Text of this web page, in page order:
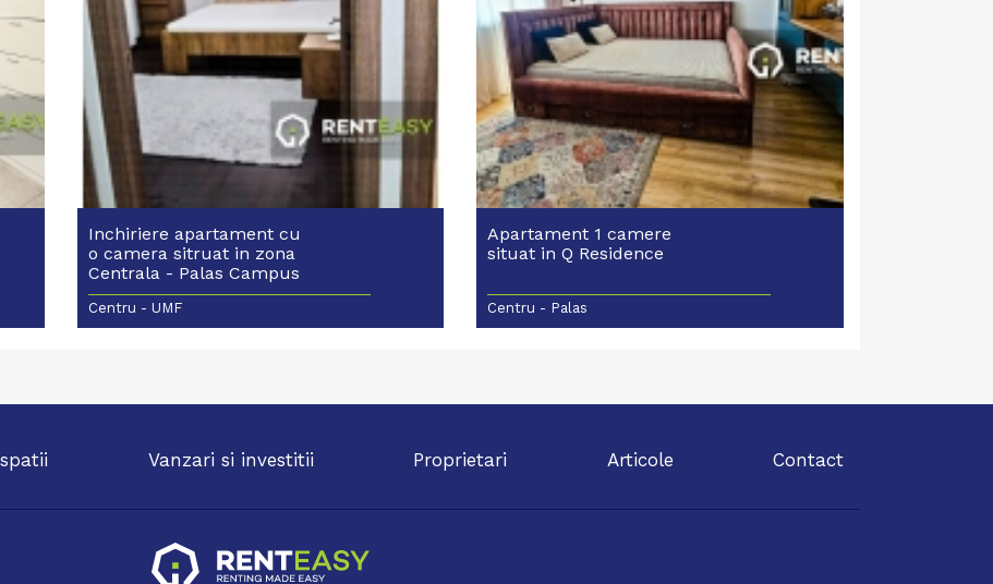
Inchiriere apartament cu
o camera sitruat in zona
Centrala - Palas Campus
Centru - UMF
Apartament 1 camere
situat in Q Residence
Centru - Palas
Vanzari si investitii Proprietari Articole Contact